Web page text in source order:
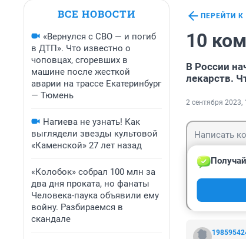
ВСЕ НОВОСТИ
«Вернулся с СВО — и погиб
в ДТП». Что известно о
чоповцах, сгоревших в
машине после жесткой
аварии на трассе Екатеринбург
— Тюмень
Нагиева не узнать! Как
выглядели звезды культовой
«Каменской» 27 лет назад
«Колобок» собрал 100 млн за
два дня проката, но фанаты
Человека-паука объявили ему
войну. Разбираемся в
скандале
ПЕРЕЙТИ
10
В России
лекарств.
2 сентября 2023,